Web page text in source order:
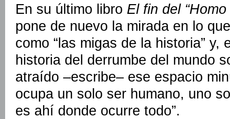
En su último libro El fin del
pone de nuevo la mirada en lo
como “las migas de la historia” y,
historia del derrumbe del mundo
atraído –escribe– ese espacio
ocupa un solo ser humano, uno
es ahí donde ocurre todo”.